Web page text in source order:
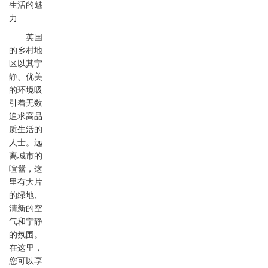
生活的魅
力
英国
的乡村地
区以其宁
静、优美
的环境吸
引着无数
追求高品
质生活的
人士。远
离城市的
喧嚣，这
里有大片
的绿地、
清新的空
气和宁静
的氛围。
在这里，
您可以享